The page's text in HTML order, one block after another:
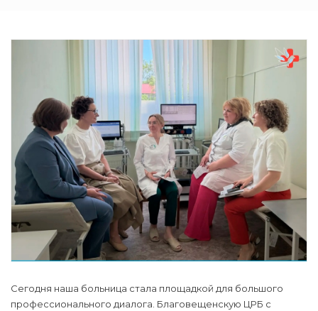
Сегодня наша больница стала площадкой для большого
профессионального диалога. Благовещенскую ЦРБ с